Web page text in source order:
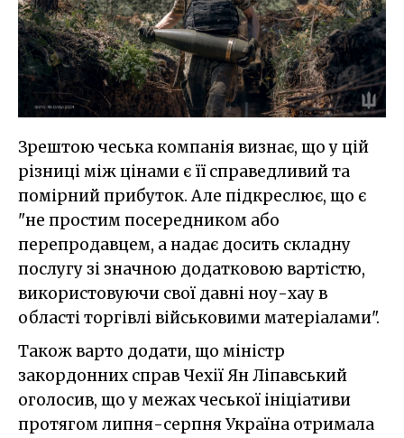
Зрештою чеська компанія визнає, що у цій
різниці між цінами є її справедливий та
помірний прибуток. Але підкреслює, що є
"не простим посередником або
перепродавцем, а надає досить складну
послугу зі значною додатковою вартістю,
використовуючи свої давні ноу-хау в
області торгівлі військовими матеріалами".
Також варто додати, що міністр
закордонних справ Чехії Ян Ліпавський
оголосив, що у межах чеської ініціативи
протягом липня-серпня Україна отримала